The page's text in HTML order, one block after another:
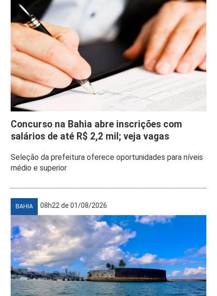
Concurso na Bahia abre inscrições com
salários de até R$ 2,2 mil; veja vagas
Seleção da prefeitura oferece oportunidades para níveis
médio e superior
BAHIA 08h22 de 01/08/2026